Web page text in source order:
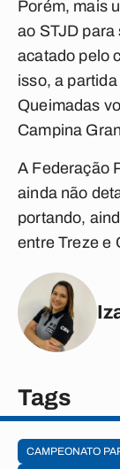
Porém, mais
ao STJD
acatado pelo
isso, a
Queimadas
Campina
A Federação
ainda não
portando,
entre Treze e
Tags
CAMPEONATO